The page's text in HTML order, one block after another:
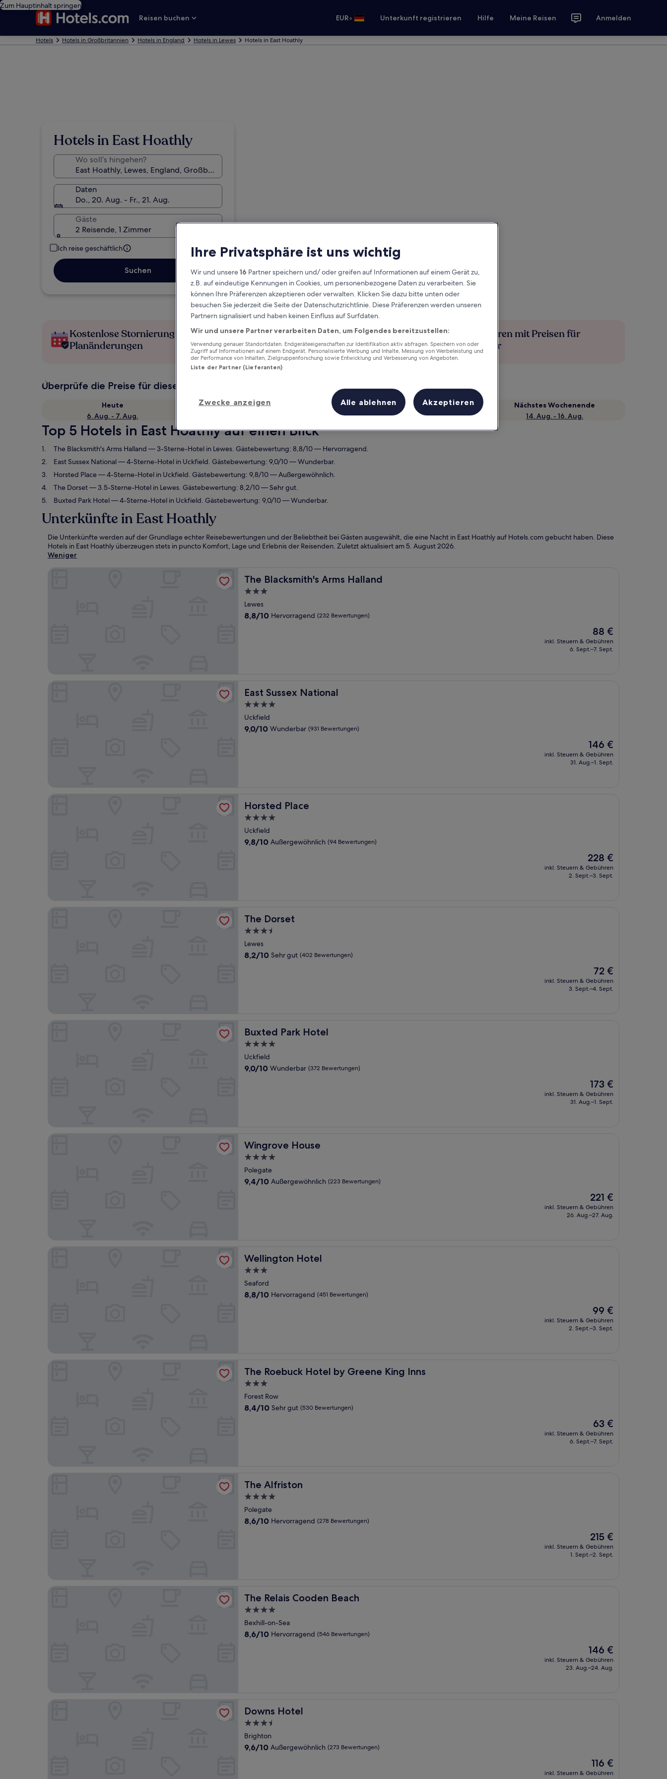
Zum Hauptinhalt springen
Reisen buchen
EUR• Unterkunft registrieren Hilfe Meine Reisen Anmelden
Hotels Hotels in Großbritannien Hotels in England Hotels in Lewes Hotels in East Hoathly
Hotels in East Hoathly
Wo soll’s hingehen?
Daten
Do., 20. Aug. - Fr., 21. Aug.
Gäste
2 Reisende, 1 Zimmer
Ich reise geschäftlich
Suchen
Kostenlose Stornierung bei
Planänderungen
Verdiene Prämien für jede
wahrgenommene Übernachtung
Mehr sparen mit Preisen für
Mitglieder
Überprüfe die Preise für diese Daten
Heute
6. Aug. - 7. Aug.
Morgen
Dieses Wochenende
7. Aug. - 9. Aug.
Nächstes Wochenende
14. Aug. - 16. Aug.
Top 5 Hotels in East Hoathly auf einen Blick
The Blacksmith's Arms Halland — 3-Sterne-Hotel in Lewes. Gästebewertung: 8,8/10 — Hervorragend.
East Sussex National— 4-Sterne-Hotel in Uckfield. Gästebewertung: 9,0/10 — Wunderbar.
Horsted Place— 4-Sterne-Hotel in Uckfield. Gästebewertung: 9,8/10 — Außergewöhnlich.
The Dorset— 3.5-Sterne-Hotel in Lewes. Gästebewertung: 8,2/10 — Sehr gut.
Buxted Park Hotel— 4-Sterne-Hotel in Uckfield. Gästebewertung: 9,0/10 — Wunderbar.
Unterkünfte in East Hoathly
Die Unterkünfte werden auf der Grundlage echter Reisebewertungen und der Beliebtheit bei Gästen ausgewählt, die eine Nacht in East Hoathly auf Hotels.com gebucht haben. Diese
Hotels in East Hoathly überzeugen stets in puncto Komfort, Lage und Erlebnis der Reisenden. Zuletzt aktualisiert am5. August 2026.
Weniger
The Blacksmith's Arms Halland
The Blacksmith's Arms Halland
3.0-
Sterne-
Unterkunft
Lewes
8.8
8,8/10 Hervorragend (232 Bewertungen)
Der
Preis
beträgt
88 €
inkl. Steuern & Gebühren
6. Sept.–7. Sept.
East Sussex National
East Sussex National
4.0-
Sterne-
Unterkunft
Uckfield
9.0
9,0/10 Wunderbar (931 Bewertungen)
Der
Preis
beträgt
146 €
inkl. Steuern & Gebühren
31. Aug.–1. Sept.
Horsted Place
Horsted Place
4.0-
Sterne-
Unterkunft
Uckfield
9.8
9,8/10 Außergewöhnlich (94 Bewertungen)
Der
Preis
beträgt
228 €
inkl. Steuern & Gebühren
2. Sept.–3. Sept.
The Dorset
The Dorset
3.5-
Sterne-
Unterkunft
Lewes
8.2
8,2/10 Sehr gut (402 Bewertungen)
Der
Preis
beträgt
72 €
inkl. Steuern & Gebühren
3. Sept.–4. Sept.
Buxted Park Hotel
Buxted Park Hotel
4.0-
Sterne-
Unterkunft
Uckfield
9.0
9,0/10 Wunderbar (372 Bewertungen)
Der
Preis
beträgt
173 €
inkl. Steuern & Gebühren
31. Aug.–1. Sept.
Wingrove House
Wingrove House
4.0-
Sterne-
Unterkunft
Polegate
9.4
9,4/10 Außergewöhnlich (223 Bewertungen)
Der
Preis
beträgt
221 €
inkl. Steuern & Gebühren
26. Aug.–27. Aug.
Wellington Hotel
Wellington Hotel
3.0-
Sterne-
Unterkunft
Seaford
8.8
8,8/10 Hervorragend (451 Bewertungen)
Der
Preis
beträgt
99 €
inkl. Steuern & Gebühren
2. Sept.–3. Sept.
The Roebuck Hotel by Greene King Inns
The Roebuck Hotel by Greene King Inns
3.0-
Sterne-
Unterkunft
Forest Row
8.4
8,4/10 Sehr gut (530 Bewertungen)
Der
Preis
beträgt
63 €
inkl. Steuern & Gebühren
6. Sept.–7. Sept.
The Alfriston
The Alfriston
4.0-
Sterne-
Unterkunft
Polegate
8.6
8,6/10 Hervorragend (278 Bewertungen)
Der
Preis
beträgt
215 €
inkl. Steuern & Gebühren
1. Sept.–2. Sept.
The Relais Cooden Beach
The Relais Cooden Beach
4.0-
Sterne-
Unterkunft
Bexhill-on-Sea
8.6
8,6/10 Hervorragend (546 Bewertungen)
Der
Preis
beträgt
146 €
inkl. Steuern & Gebühren
23. Aug.–24. Aug.
Downs Hotel
Downs Hotel
3.5-
Sterne-
Unterkunft
Brighton
9.6
9,6/10 Außergewöhnlich (273 Bewertungen)
Der
Preis
116 €
inkl. Steuern & Gebühren
Ihre Privatsphäre ist uns wichtig
Wir und unsere16 Partner speichern und/ oder greifen auf Informationen auf einem Gerät zu,
z.B. auf eindeutige Kennungen in Cookies, um personenbezogene Daten zu verarbeiten. Sie
können Ihre Präferenzen akzeptieren oder verwalten. Klicken Sie dazu bitte unten oder
besuchen Sie jederzeit die Seite der Datenschutzrichtlinie. Diese Präferenzen werden unseren
Partnern signalisiert und haben keinen Einfluss auf Surfdaten.
Wir und unsere Partner verarbeiten Daten, um Folgendes bereitzustellen:
Verwendung genauer Standortdaten. Endgeräteeigenschaften zur Identifikation aktiv abfragen. Speichern von oder
Zugriff auf Informationen auf einem Endgerät. Personalisierte Werbung und Inhalte, Messung von Werbeleistung und
der Performance von Inhalten, Zielgruppenforschung sowie Entwicklung und Verbesserung von Angeboten.
Liste der Partner (Lieferanten)
Zwecke anzeigen Alle ablehnen Akzeptieren